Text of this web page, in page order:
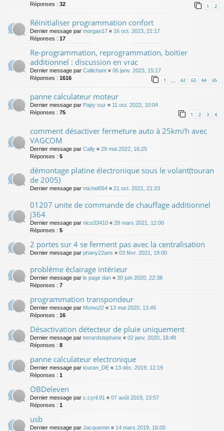
Réponses : 32 1 2
Réinitialiser programmation confort
Dernier message par morgan17 « 16 oct. 2023, 21:17
Réponses : 17
Re-programmation, reprogrammation, boitier
additionnel : discussion en vrac
Dernier message par Callichant « 06 janv. 2023, 15:17
Réponses : 1616 1 62 63 64 65
panne calculateur moteur
Dernier message par Papy suz « 11 oct. 2022, 10:04
Réponses : 75 1 2 3 4
comment désactiver fermeture auto à 25km/h avec
VAGCOM
Dernier message par Cally « 29 mai 2022, 16:25
Réponses : 5
démontage platine électronique sous le volant(touran
de 2005)
Dernier message par michel054 « 21 oct. 2021, 21:23
01207 unite de commande de chauffage additionnel
j364
Dernier message par nico33410 « 28 mars 2021, 12:00
Réponses : 5
2 portes sur 4 se ferment pas avec la centralisation
Dernier message par phany22ans « 03 févr. 2021, 19:00
probléme éclairage intérieur
Dernier message par le page dan « 30 juin 2020, 22:38
Réponses : 7
programmation transpondeur
Dernier message par Momo22 « 13 mai 2020, 13:45
Réponses : 16
Désactivation détecteur de pluie uniquement
Dernier message par berardstephane « 02 janv. 2020, 18:48
Réponses : 8
panne calculateur electronique
Dernier message par touran_DE « 13 déc. 2019, 12:19
Réponses : 1
OBDeleven
Dernier message par c.cyril.91 « 07 août 2019, 13:57
Réponses : 1
usb
Dernier message par Jacquemin « 14 mars 2019, 16:00